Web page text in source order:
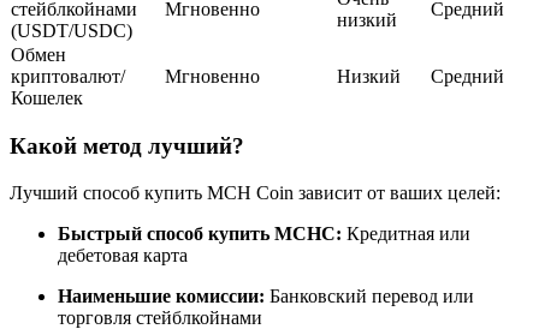
Копирование торговли
Присоединяйтесь к лучшим трейдерам
стейблкойнами
(USDT/USDC)
Мгновенно
низкий
Средний
Обмен
криптовалют/
Кошелек
Мгновенно Низкий Средний
Какой метод лучший?
Лучший способ купить MCH Coin зависит от ваших целей:
Быстрый способ купить MCHC: Кредитная или
дебетовая карта
Наименьшие комиссии: Банковский перевод или
торговля стейблкойнами